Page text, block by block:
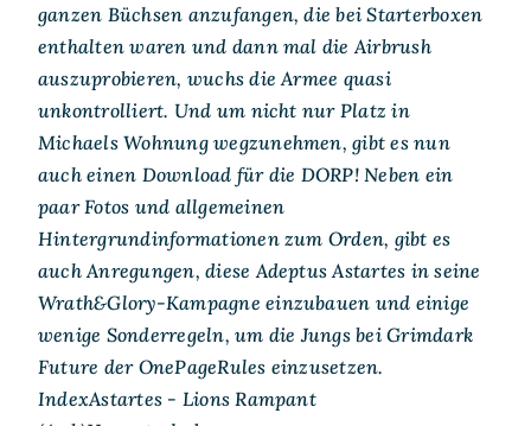
ganzen Büchsen anzufangen, die bei Starterboxen
enthalten waren und dann mal die Airbrush
auszuprobieren, wuchs die Armee quasi
unkontrolliert. Und um nicht nur Platz in
Michaels Wohnung wegzunehmen, gibt es nun
auch einen Download für die DORP! Neben ein
paar Fotos und allgemeinen
Hintergrundinformationen zum Orden, gibt es
auch Anregungen, diese Adeptus Astartes in seine
Wrath&Glory-Kampagne einzubauen und einige
wenige Sonderregeln, um die Jungs bei Grimdark
Future der OnePageRules einzusetzen.
IndexAstartes - Lions Rampant